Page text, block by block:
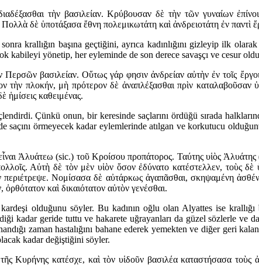
τὴν βασιλείαν. Κρύβουσαν δὲ τὴν τῶν γυναίων
δὲ ὑποτάξασα ἔθνη πολεμικωτάτη καὶ ἀνδρειοτάτη ἐν παντὶ
krallığın başına geçtiğini, ayrıca kadınlığını gizleyip ilk
kabileyi yönetip, her eyleminde de son derece savaşçı ve cesur
βασιλείαν. Οὕτως γάρ φησιν ἀνδρείαν αὐτὴν ἐν τοῖς
πλοκήν, μὴ πρότερον δὲ ἀναπλέξασθαι πρὶν καταλαβοῦσαν
ἡμίσεις καθειμένας.
Çünkü onun, bir keresinde saçlarını ördüğü sırada
örmeyecek kadar eylemlerinde atılgan ve korkutucu
Ἀλυάτεω (sic.) τοῦ Κροίσου προπάτορος. Ταύτης υἱὸς Ἀλυάτης
Αὐτὴ δὲ τὸν μὲν υἱὸν ὅσον ἐδύνατο κατέστελλεν, τοὺς δὲ
Νομίσασα δὲ αὐτάρκως ἀγαπᾶσθαι, σκηψαμένη
καὶ δικαιότατον αὐτὸν γενέσθαι.
olduğunu söyler. Bu kadının oğlu olan Alyattes ise krallığı
geride tuttu ve hakarete uğrayanları da güzel sözlerle ve
zaman hastalığını bahane ederek yemekten ve diğer geri
kadar değiştiğini söyler.
Κυρήνης κατέσχε, καὶ τὸν υἱδοῦν βασιλέα καταστήσασα τοὺς